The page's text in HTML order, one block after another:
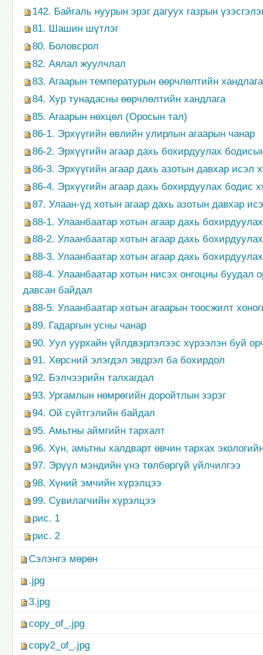
142. Байгаль нуурын эрэг дагуух газрын
81. Шашин шүтлэг
80. Боловсрол
82. Аялал жуулчлал
83. Агаарын температурын өөрчлөлтийн хандлага
84. Хур тунадасны өөрчлөлтийн хандлага
85. Агаарын нөхцөл (Оросын тал)
86-1. Эрхүүгийн өвлийн улирлын агаарын чанар
86-2. Эрхүүгийн агаар дахь бохирдуулах
86-3. Эрхүүгийн агаар дахь азотын давхар исэл
86-4. Эрхүүгийн агаар дахь бохирдуулах бодис
87. Улаан-үд хотын агаар дахь азотын давхар
88-1. Улаанбаатар хотын агаар дахь
88-2. Улаанбаатар хотын агаар дахь
88-3. Улаанбаатар хотын агаар дахь
88-4. Улаанбаатар хотын нисэх онгоцны буудал
давсан байдал
88-5. Улаанбаатар хотын агаарын тоосжилт
89. Гадаргын усны чанар
90. Уул уурхайн үйлдвэрлэлээс хүрээлэн буй
91. Хөрсний элэгдэл эвдрэл ба бохирдол
92. Бэлчээрийн талхагдал
93. Ургамлын нөмрөгийн доройтлын зэрэг
94. Ой сүйтгэлийн байдал
95. Амьтны аймгийн тархалт
96. Хүн, амьтны халдварт өвчин тархах
97. Эрүүл мэндийн үнэ төлбөргүй үйлчилгээ
98. Хүний эмчийн хүрэлцээ
99. Сувилагчийн хүрэлцээ
рис. 1
рис. 2
Сэлэнгэ мөрөн
.jpg
3.jpg
copy_of_.jpg
copy2_of_.jpg